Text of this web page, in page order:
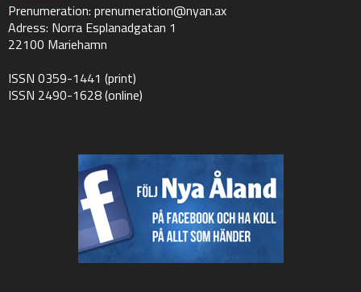
Prenumeration: prenumeration@nyan.ax
Adress: Norra Esplanadgatan 1
22100 Mariehamn
ISSN 0359-1441 (print)
ISSN 2490-1628 (online)